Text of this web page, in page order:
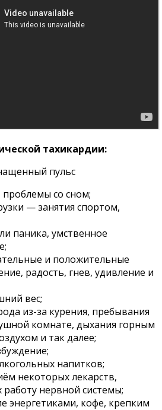
тахикардии:
со сном;
— занятия спортом,
паника, умственное
и положительные
радость, гнев, удивление и
вес;
из-за курения, пребывания
комнате, дыхания горным
и так далее;
напитков;
некоторых лекарств,
нервной системы;
энергетиками, кофе, крепким